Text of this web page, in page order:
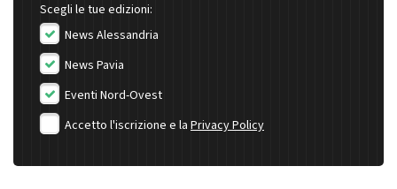
Scegli le tue edizioni:
News Alessandria
News Pavia
Eventi Nord-Ovest
Accetto l'iscrizione e la Privacy Policy